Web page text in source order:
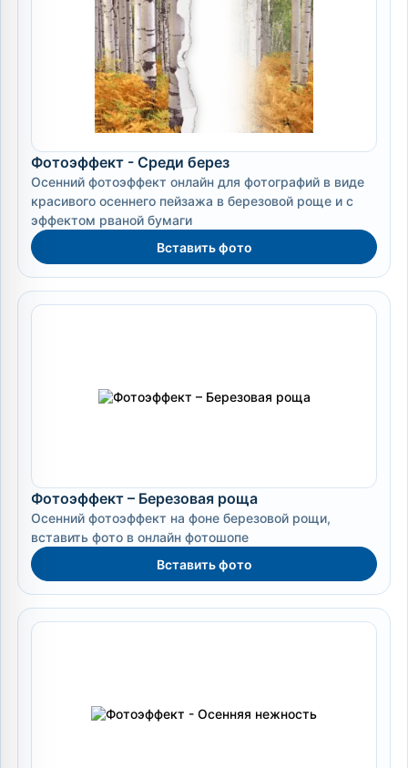
Фотоэффект - Среди берез
Осенний фотоэффект онлайн для фотографий в виде
красивого осеннего пейзажа в березовой роще и с
эффектом рваной бумаги
Вставить фото
Фотоэффект – Березовая роща
Осенний фотоэффект на фоне березовой рощи,
вставить фото в онлайн фотошопе
Вставить фото